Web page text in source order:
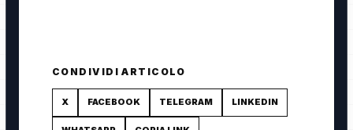
CONDIVIDI ARTICOLO
X FACEBOOK TELEGRAM LINKEDIN